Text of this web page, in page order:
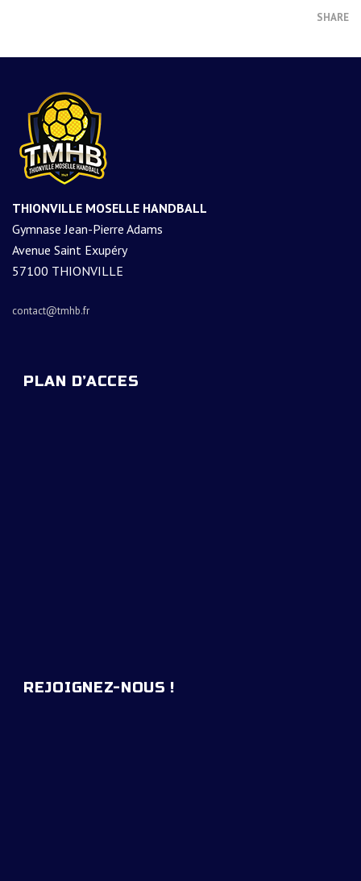
SHARE
THIONVILLE MOSELLE HANDBALL
Gymnase Jean-Pierre Adams
Avenue Saint Exupéry
57100 THIONVILLE
contact@tmhb.fr
PLAN D’ACCES
REJOIGNEZ-NOUS !